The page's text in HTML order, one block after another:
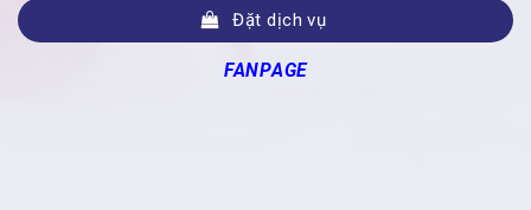
Đặt dịch vụ
FANPAGE